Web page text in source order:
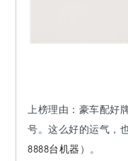
上榜理由：豪车配好
号。这么好的运气，
8888台机器 ）。